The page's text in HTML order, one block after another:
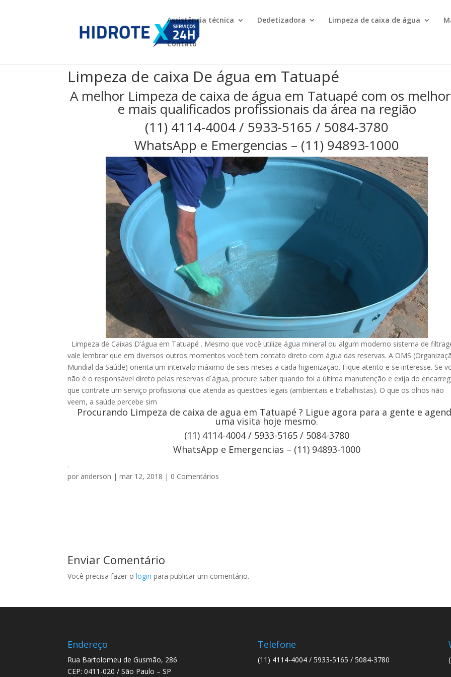
Assistência técnica Dedetizadora Limpeza de caixa de água
Contato
Limpeza de caixa De água em Tatuapé
A melhor Limpeza de caixa de água em Tatuapé com os
e mais qualificados profissionais da área na região
(11) 4114-4004 / 5933-5165 / 5084-3780
WhatsApp e Emergencias – (11) 94893-1000
Limpeza de Caixas D’água em Tatuapé . Mesmo que você utilize água mineral ou algum moderno sistema de
vale lembrar que em diversos outros momentos você tem contato direto com água das reservas. A OMS
Mundial da Saúde) orienta um intervalo máximo de seis meses a cada higienização. Fique atento e se interesse. Se
não é o responsável direto pelas reservas d´água, procure saber quando foi a última manutenção e exija do
que contrate um serviço profissional que atenda as questões legais (ambientais e trabalhistas). O que os olhos não
veem, a saúde percebe sim
Procurando Limpeza de caixa de agua em Tatuapé ? Ligue agora para a gente e
uma visita hoje mesmo.
(11) 4114-4004 / 5933-5165 / 5084-3780
WhatsApp e Emergencias – (11) 94893-1000
.
por anderson |mar 12, 2018 | 0 Comentários
Enviar Comentário
Você precisa fazer ologin para publicar um comentário.
Endereço
Rua Bartolomeu de Gusmão, 286
CEP: 0411-020 / São Paulo – SP
Telefone
(11) 4114-4004 / 5933-5165 / 5084-3780